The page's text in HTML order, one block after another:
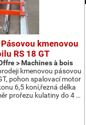
kmenovou
RS 18 GT
> Machines à bois
kmenovou pásovou
pohon spalovací motor
6,5 koní,řezná délka
prořezu kulatiny do 4 …